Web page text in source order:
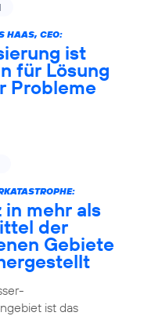
HAAS, CEO:
ist
für Lösung
Probleme
in mehr als
der
Gebiete
ist das